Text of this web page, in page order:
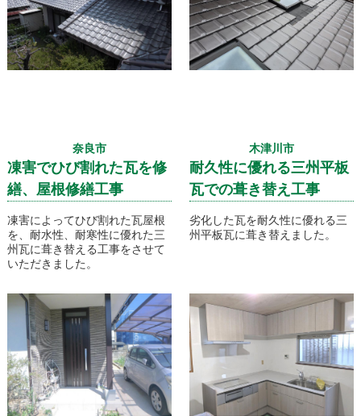
奈良市
凍害でひび割れた瓦を修
繕、屋根修繕工事
凍害によってひび割れた瓦屋根
を、耐水性、耐寒性に優れた三
州瓦に葺き替える工事をさせて
いただきました。
木津川市
耐久性に優れる三州平板
瓦での葺き替え工事
劣化した瓦を耐久性に優れる三
州平板瓦に葺き替えました。